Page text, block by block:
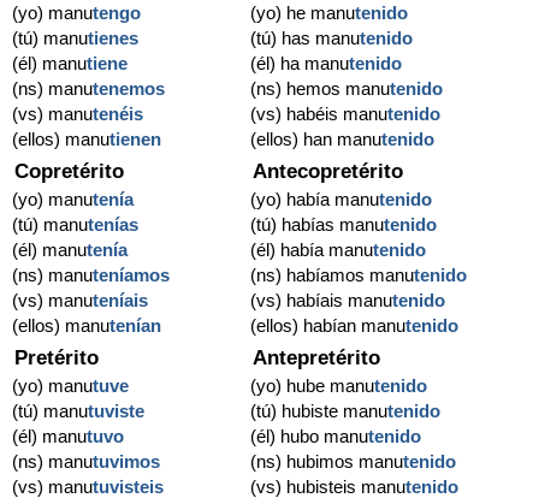
(yo) manutengo
(tú) manutienes
(él) manutiene
(ns) manutenemos
(vs) manutenéis
(ellos) manutienen
(yo) he manutenido
(tú) has manutenido
(él) ha manutenido
(ns) hemos manutenido
(vs) habéis manutenido
(ellos) han manutenido
Copretérito
(yo) manutenía
(tú) manutenías
(él) manutenía
(ns) manuteníamos
(vs) manuteníais
(ellos) manutenían
Antecopretérito
(yo) había manutenido
(tú) habías manutenido
(él) había manutenido
(ns) habíamos manutenido
(vs) habíais manutenido
(ellos) habían manutenido
Pretérito
(yo) manutuve
(tú) manutuviste
(él) manutuvo
(ns) manutuvimos
(vs) manutuvisteis
Antepretérito
(yo) hube manutenido
(tú) hubiste manutenido
(él) hubo manutenido
(ns) hubimos manutenido
(vs) hubisteis manutenido